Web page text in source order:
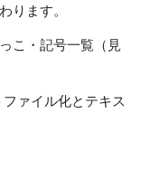
ります。
こ・記号一覧（見
ァイル化とテキス